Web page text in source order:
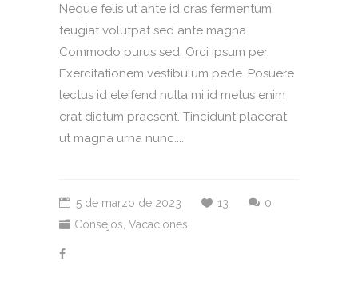
Neque felis ut ante id cras fermentum
feugiat volutpat sed ante magna.
Commodo purus sed. Orci ipsum per.
Exercitationem vestibulum pede. Posuere
lectus id eleifend nulla mi id metus enim
erat dictum praesent. Tincidunt placerat
ut magna urna nunc....
5 de marzo de 2023 13
0
Consejos Vacaciones